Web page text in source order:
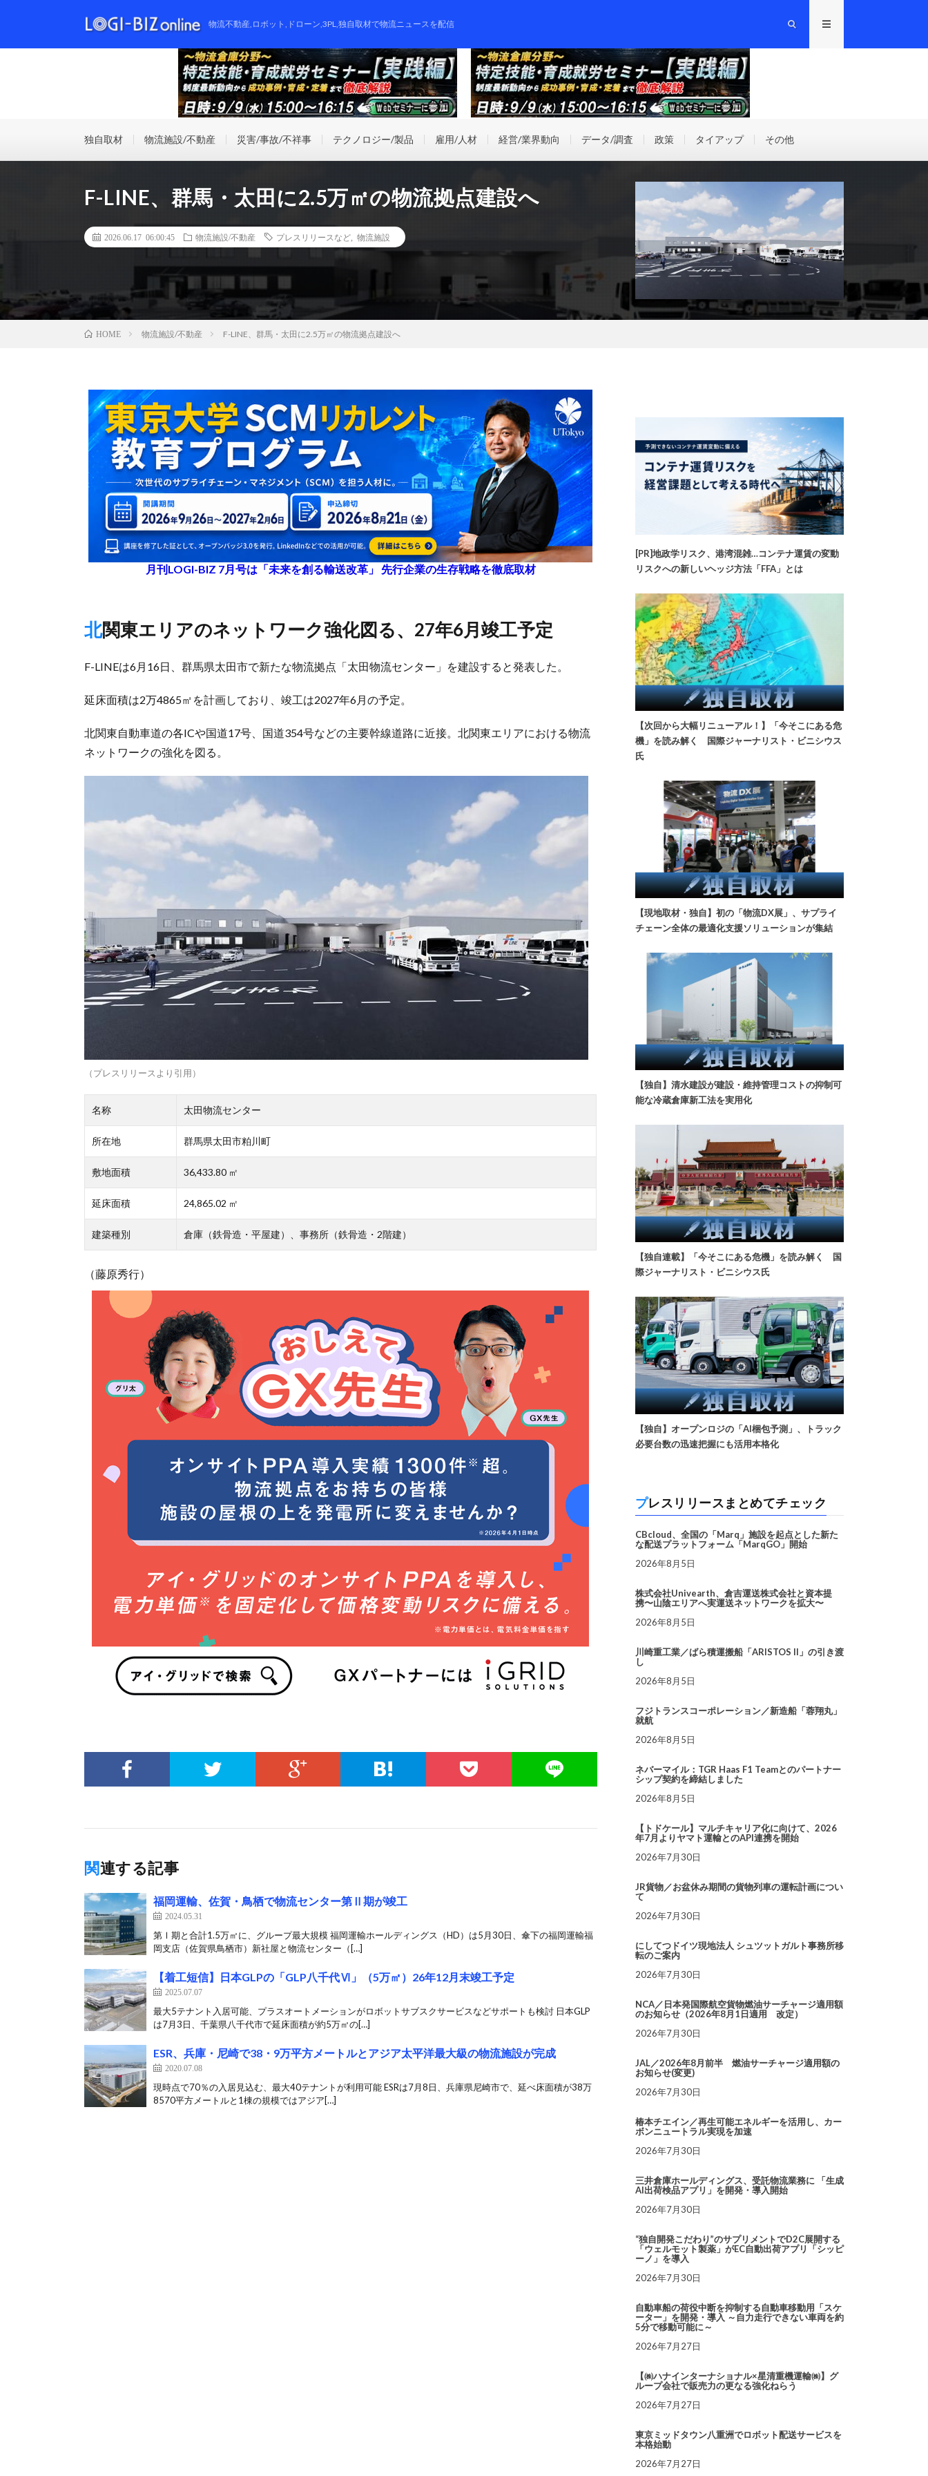
物流不動産,ロボット,ドローン,3PL,独自取材で物流ニュースを配信
独自取材 物流施設/不動産 災害/事故/不祥事 テクノロジー/製品 雇用/人材 経営/業界動向 データ/調査 政策 タイアップ その他
F-LINE、群馬・太田に2.5万㎡の物流拠点建設へ
2026.06.17 06:00:45 物流施設/不動産 プレスリリースなど 物流施設
HOME 物流施設/不動産 F-LINE、群馬・太田に2.5万㎡の物流拠点建設へ
月刊LOGI-BIZ 7月号は「未来を創る輸送改革」 先行企業の生存戦略を徹底取材
北関東エリアのネットワーク強化図る、27年6月竣工予定
F-LINEは6月16日、群馬県太田市で新たな物流拠点「太田物流センター」を建設すると発表した。
延床面積は2万4865㎡を計画しており、竣工は2027年6月の予定。
北関東自動車道の各ICや国道17号、国道354号などの主要幹線道路に近接。北関東エリアにおける物流
ネットワークの強化を図る。
（プレスリリースより引用）
名称 太田物流センター
所在地 群馬県太田市粕川町
敷地面積 36,433.80 ㎡
延床面積 24,865.02 ㎡
建築種別 倉庫（鉄骨造・平屋建）、事務所（鉄骨造・2階建）
（藤原秀行）
関連する記事
福岡運輸、佐賀・鳥栖で物流センター第Ⅱ期が竣工
2024.05.31
第Ⅰ期と合計1.5万㎡に、グループ最大規模 福岡運輸ホールディングス（HD）は5月30日、傘下の福岡運輸福
岡支店（佐賀県鳥栖市）新社屋と物流センター（[…]
【着工短信】日本GLPの「GLP八千代Ⅵ」（5万㎡）26年12月末竣工予定
2025.07.07
最大5テナント入居可能、プラスオートメーションがロボットサブスクサービスなどサポートも検討 日本GLP
は7月3日、千葉県八千代市で延床面積が約5万㎡の[…]
ESR、兵庫・尼崎で38・9万平方メートルとアジア太平洋最大級の物流施設が完成
2020.07.08
現時点で70％の入居見込む、最大40テナントが利用可能 ESRは7月8日、兵庫県尼崎市で、延べ床面積が38万
8570平方メートルと1棟の規模ではアジア[…]
[PR]地政学リスク、港湾混雑…コンテナ運賃の変動
リスクへの新しいヘッジ方法「FFA」とは
【次回から大幅リニューアル！】「今そこにある危
機」を読み解く 国際ジャーナリスト・ビニシウス
氏
【現地取材・独自】初の「物流DX展」、サプライ
チェーン全体の最適化支援ソリューションが集結
【独自】清水建設が建設・維持管理コストの抑制可
能な冷蔵倉庫新工法を実用化
【独自連載】「今そこにある危機」を読み解く 国
際ジャーナリスト・ビニシウス氏
【独自】オープンロジの「AI梱包予測」、トラック
必要台数の迅速把握にも活用本格化
プレスリリースまとめてチェック
CBcloud、全国の「Marq」施設を起点とした新た
な配送プラットフォーム「MarqGO」開始
2026年8月5日
株式会社Univearth、倉吉運送株式会社と資本提
携〜山陰エリアへ実運送ネットワークを拡大〜
2026年8月5日
川崎重工業／ばら積運搬船「ARISTOS II」の引き渡
し
2026年8月5日
フジトランスコーポレーション／新造船「蓉翔丸」
就航
2026年8月5日
ネバーマイル：TGR Haas F1 Teamとのパートナー
シップ契約を締結しました
2026年8月5日
【トドケール】マルチキャリア化に向けて、2026
年7月よりヤマト運輸とのAPI連携を開始
2026年7月30日
JR貨物／お盆休み期間の貨物列車の運転計画につい
て
2026年7月30日
にしてつドイツ現地法人 シュツットガルト事務所移
転のご案内
2026年7月30日
NCA／日本発国際航空貨物燃油サーチャージ適用額
のお知らせ（2026年8月1日適用 改定）
2026年7月30日
JAL／2026年8月前半 燃油サーチャージ適用額の
お知らせ(変更)
2026年7月30日
椿本チエイン／再生可能エネルギーを活用し、カー
ボンニュートラル実現を加速
2026年7月30日
三井倉庫ホールディングス、受託物流業務に 「生成
AI出荷検品アプリ」を開発・導入開始
2026年7月30日
“独自開発こだわり”のサプリメントでD2C展開する
「ウェルモット製薬」がEC自動出荷アプリ「シッピ
ーノ」を導入
2026年7月30日
自動車船の荷役中断を抑制する自動車移動用「スケ
ーター」を開発・導入 ～自力走行できない車両を約
5分で移動可能に～
2026年7月27日
【㈱ハナインターナショナル×星清重機運輸㈱】グ
ループ会社で販売力の更なる強化ねらう
2026年7月27日
東京ミッドタウン八重洲でロボット配送サービスを
本格始動
2026年7月27日